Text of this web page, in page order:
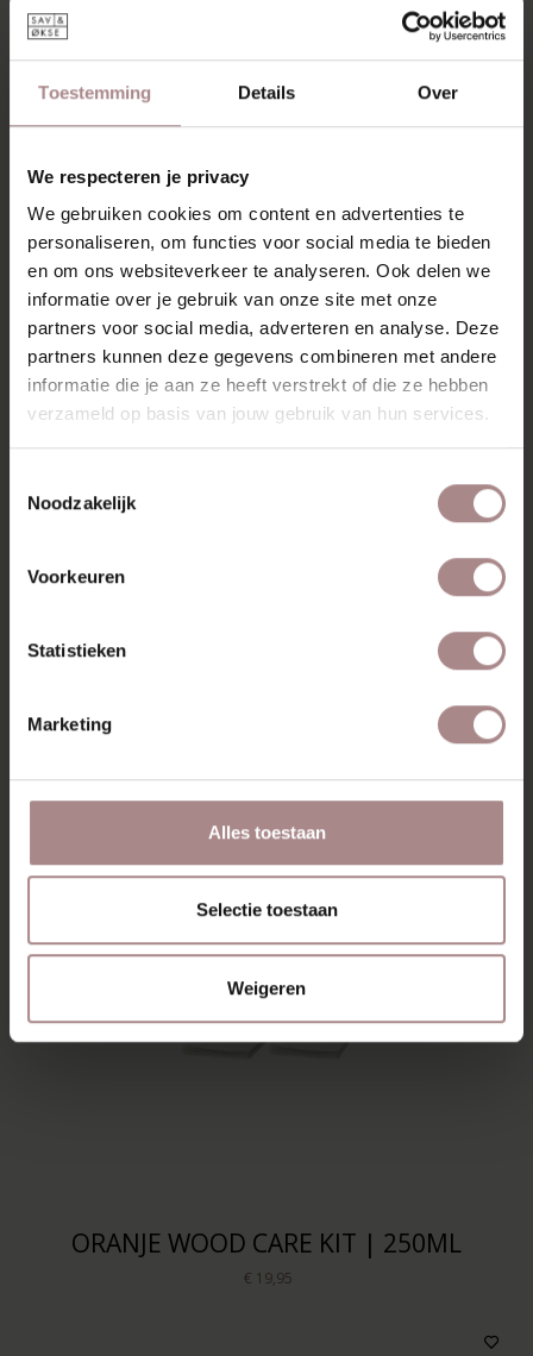
Toestemming Details Over
We respecteren je privacy
We gebruiken cookies om content en advertenties te
personaliseren, om functies voor social media te bieden
en om ons websiteverkeer te analyseren. Ook delen we
informatie over je gebruik van onze site met onze
partners voor social media, adverteren en analyse. Deze
partners kunnen deze gegevens combineren met andere
informatie die je aan ze heeft verstrekt of die ze hebben
verzameld op basis van jouw gebruik van hun services.
Noodzakelijk
Voorkeuren
Statistieken
Marketing
Alles toestaan
Selectie toestaan
Weigeren
ORANJE FOAM CLEANER | SPRAYFLACON
ORANJE WOOD CARE KIT | 250ML
€ 19,95